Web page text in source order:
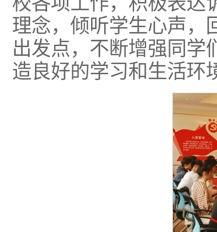
理念，倾听学生心声，
出发点，不断增强同学
造良好的学习和生活环